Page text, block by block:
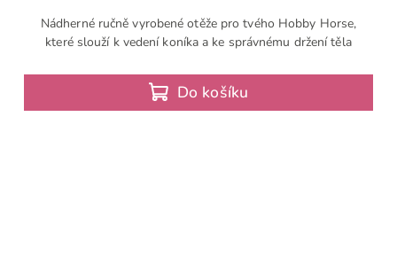
Do košíku
Nádherné ručně vyrobené otěže pro tvého Hobby Horse,
které slouží k vedení koníka a ke správnému držení těla